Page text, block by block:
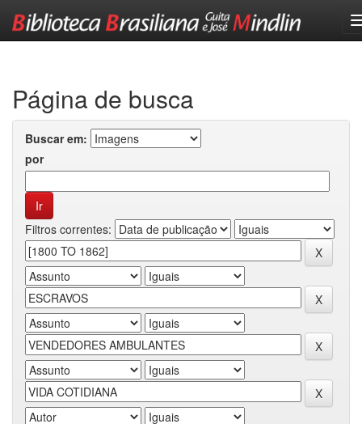
Página de busca
Buscar em:
por
Filtros correntes: